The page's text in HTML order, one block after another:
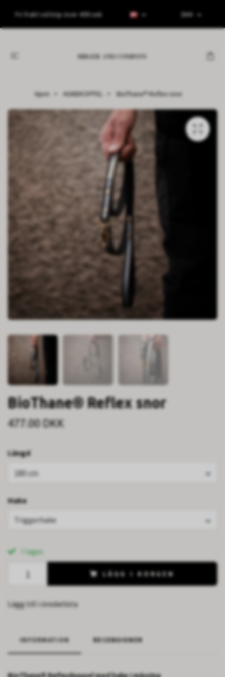
Fri frakt vid köp över 499 sek DKK
Hjem HUNDKOPPEL BioThane® Reflex snor
BioThane® Reflex snor
477.00 DKK
Längd
180 cm
Hake
Triggerhake
I lager.
LÄGG I KORGEN
Lägg till i önskelista
INFORMATION RECENSIONER